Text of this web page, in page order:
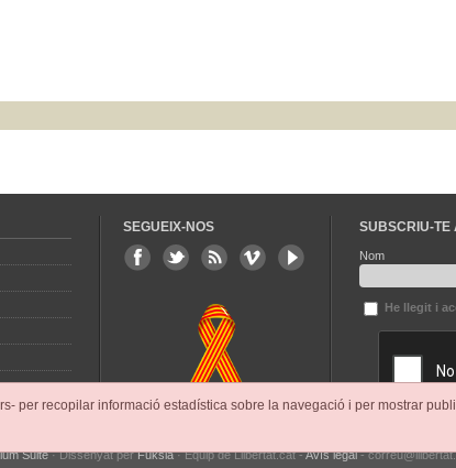
per recopilar informació estadística sobre la navegació i per mostrar
SEGUEIX-NOS SUBSCRIU-TE
Nom
He llegit i
Suite· Dissenyat perFuksia· Equip de Llibertat.cat -Avís legal-